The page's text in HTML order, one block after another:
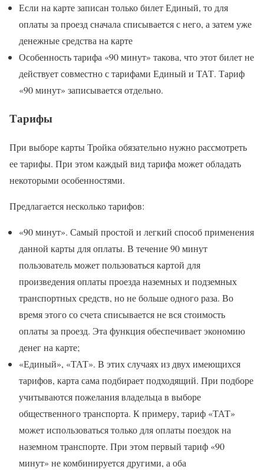
Если на карте записан только билет Единый, то для
оплаты за проезд сначала списывается с него, а затем уже
денежные средства на карте
Особенность тарифа «90 минут» такова, что этот билет не
действует совместно с тарифами Единый и ТАТ. Тариф
«90 минут» записывается отдельно.
Тарифы
При выборе карты Тройка обязательно нужно рассмотреть
ее тарифы. При этом каждый вид тарифа может обладать
некоторыми особенностями.
Предлагается несколько тарифов:
«90 минут». Самый простой и легкий способ применения
данной карты для оплаты. В течение 90 минут
пользователь может пользоваться картой для
произведения оплаты проезда наземных и подземных
транспортных средств, но не больше одного раза. Во
время этого со счета списывается не вся стоимость
оплаты за проезд. Эта функция обеспечивает экономию
денег на карте;
«Единый», «ТАТ». В этих случаях из двух имеющихся
тарифов, карта сама подбирает подходящий. При подборе
учитываются пожелания владельца в выборе
общественного транспорта. К примеру, тариф «ТАТ»
может использоваться только для оплаты поездок на
наземном транспорте. При этом первый тариф «90
минут» не комбинируется другими, а оба